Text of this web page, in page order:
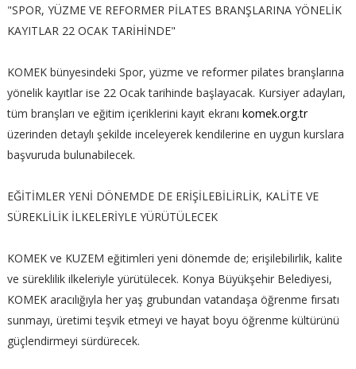
"SPOR, YÜZME VE REFORMER PİLATES BRANŞLARINA YÖNELİK
KAYITLAR 22 OCAK TARİHİNDE"
KOMEK bünyesindeki Spor, yüzme ve reformer pilates branşlarına
yönelik kayıtlar ise 22 Ocak tarihinde başlayacak. Kursiyer adayları,
tüm branşları ve eğitim içeriklerini kayıt ekranı komek.org.tr
üzerinden detaylı şekilde inceleyerek kendilerine en uygun kurslara
başvuruda bulunabilecek.
EĞİTİMLER YENİ DÖNEMDE DE ERİŞİLEBİLİRLİK, KALİTE VE
SÜREKLİLİK İLKELERİYLE YÜRÜTÜLECEK
KOMEK ve KUZEM eğitimleri yeni dönemde de; erişilebilirlik, kalite
ve süreklilik ilkeleriyle yürütülecek. Konya Büyükşehir Belediyesi,
KOMEK aracılığıyla her yaş grubundan vatandaşa öğrenme fırsatı
sunmayı, üretimi teşvik etmeyi ve hayat boyu öğrenme kültürünü
güçlendirmeyi sürdürecek.